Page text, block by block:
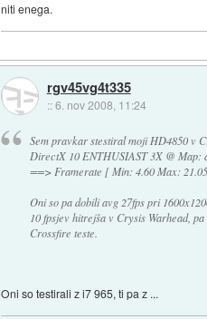
niti enega.
rgv45vg4t335
::6. nov 2008, 11:24
Sem pravkar stestiral moji HD4850 v
DirectX 10 ENTHUSIAST 3X @ Map:
==> Framerate [ Min: 4.60 Max:
Oni so pa dobili avg 27fps pri
10 fpsjev hitrejša v Crysis Warhead,
Crossfire teste.
Oni so testirali z i7 965, ti pa z ...